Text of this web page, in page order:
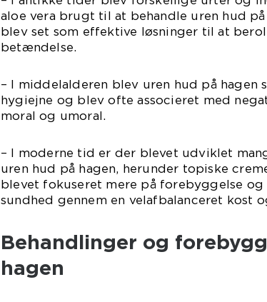
aloe vera brugt til at behandle uren hud
blev set som effektive løsninger til at
betændelse.
– I middelalderen blev uren hud på hagen
hygiejne og blev ofte associeret med
moral og umoral.
– I moderne tid er der blevet udviklet
uren hud på hagen, herunder topiske
blevet fokuseret mere på forebyggelse
sundhed gennem en velafbalanceret kost
Behandlinger og
hagen